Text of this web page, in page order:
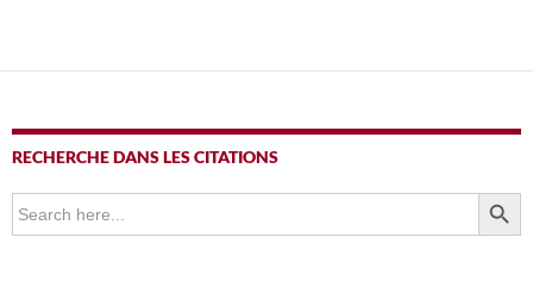
RECHERCHE DANS LES CITATIONS
Search
for:
SEARCH